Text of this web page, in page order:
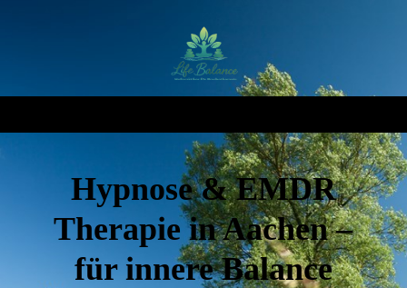
Hypnose & EMDR
Therapie in Aachen –
für innere Balance